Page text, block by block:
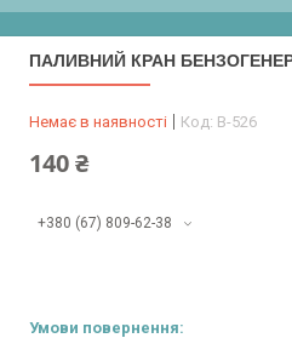
ПАЛИВНИЙ КРАН
Немає в наявності Код: B-526
140 ₴
+380 (67) 809-62-38